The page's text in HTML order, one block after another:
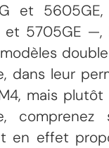
et
et 5705GE —,
dans leur
mais
comprenez
en effet